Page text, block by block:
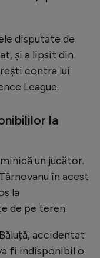
disputate de
și a lipsit din
contra lui
League.
la
un jucător.
în acest
la
de pe teren.
accidentat
fi indisponibil o